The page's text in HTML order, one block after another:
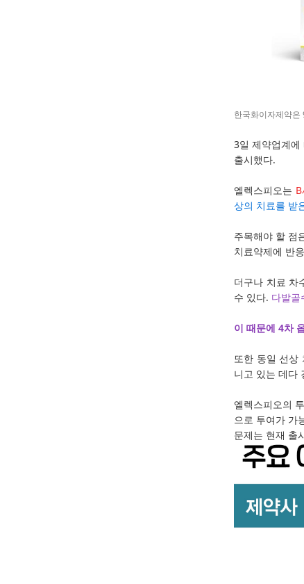
한국화이자제약
3일 제약업계에
출시했다.
엘렉스피오는
상의 치료를 받
주목해야 할 점
치료약제에 반
더구나 치료 차
수 있다. 다발골
이 때문에 4차
또한 동일 선상
니고 있는 데다
엘렉스피오의
으로 투여가 가
문제는 현재 출